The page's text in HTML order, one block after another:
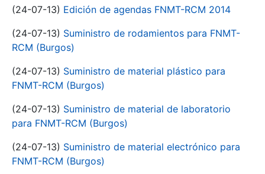
(24-07-13) Edición de agendas FNMT-RCM 2014
(24-07-13) Suministro de rodamientos para FNMT-
RCM (Burgos)
(24-07-13) Suministro de material plástico para
FNMT-RCM (Burgos)
(24-07-13) Suministro de material de laboratorio
para FNMT-RCM (Burgos)
(24-07-13) Suministro de material electrónico para
FNMT-RCM (Burgos)